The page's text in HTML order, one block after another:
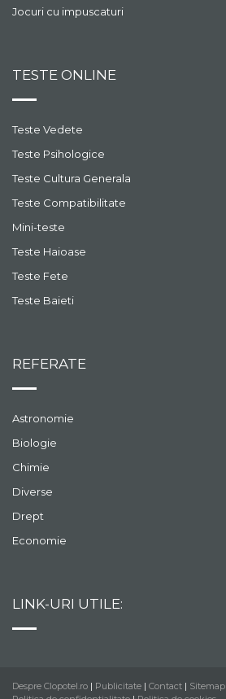
Jocuri cu impuscaturi
TESTE ONLINE
Teste Vedete
Teste Psihologice
Teste Cultura Generala
Teste Compatibilitate
Mini-teste
Teste Haioase
Teste Fete
Teste Baieti
REFERATE
Astronomie
Biologie
Chimie
Diverse
Drept
Economie
LINK-URI UTILE:
Despre Clopotel.ro | Publicitate | Contact | Sitemap